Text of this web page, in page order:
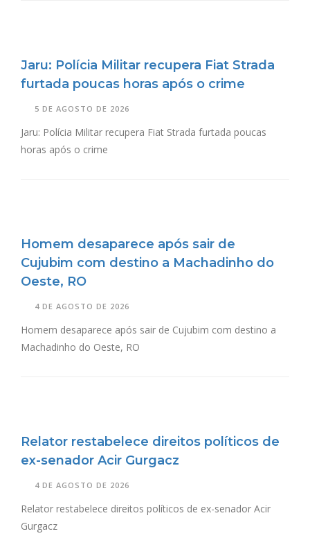
Jaru: Polícia Militar recupera Fiat Strada
furtada poucas horas após o crime
5 DE AGOSTO DE 2026
Jaru: Polícia Militar recupera Fiat Strada furtada poucas
horas após o crime
Homem desaparece após sair de
Cujubim com destino a Machadinho do
Oeste, RO
4 DE AGOSTO DE 2026
Homem desaparece após sair de Cujubim com destino a
Machadinho do Oeste, RO
Relator restabelece direitos políticos de
ex-senador Acir Gurgacz
4 DE AGOSTO DE 2026
Relator restabelece direitos políticos de ex-senador Acir
Gurgacz